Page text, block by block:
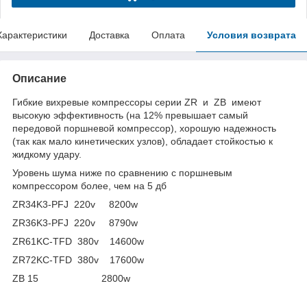
Доставка Оплата Условия возврата
Описание
Гибкие вихревые компрессоры серии ZR и ZB имеют
высокую эффективность (на 12% превышает самый
передовой поршневой компрессор), хорошую надежность
(так как мало кинетических узлов), обладает стойкостью к
жидкому удару.
Уровень шума ниже по сравнению с поршневым
компрессором более, чем на 5 дб
ZR34K3-PFJ 220v 8200w
ZR36K3-PFJ 220v 8790w
ZR61KC-TFD 380v 14600w
ZR72KC-TFD 380v 17600w
ZB 15 2800w